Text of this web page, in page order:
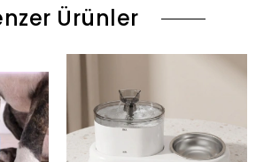
Ürünler